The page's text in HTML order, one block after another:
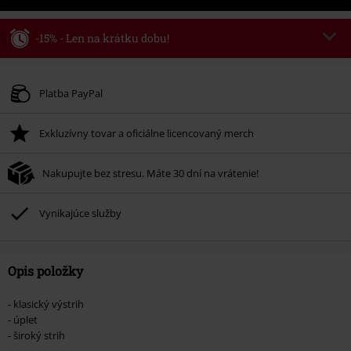
-15% - Len na krátku dobu!
Platné do 8/9/26
Po zadaní kódu v košíku, sa zľava uplatní automaticky.
Nemožno kombinovať s inými akciovými kódmi. Zľava sa nevzťahuje na:
knihy, médiá, vstupenky, Rammstein, (Till) Lindemann, Böhse Onkelz,
ktorých kúpou podporíte nadáciu.
Platba PayPal
Exkluzívny tovar a oficiálne licencovaný merch
Nakupujte bez stresu. Máte 30 dní na vrátenie!
Vynikajúce služby
Opis položky
- klasický výstrih
- úplet
- široký strih